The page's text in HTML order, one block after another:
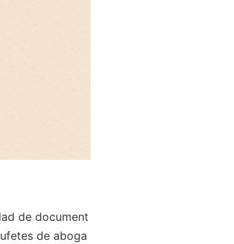
de document
de aboga